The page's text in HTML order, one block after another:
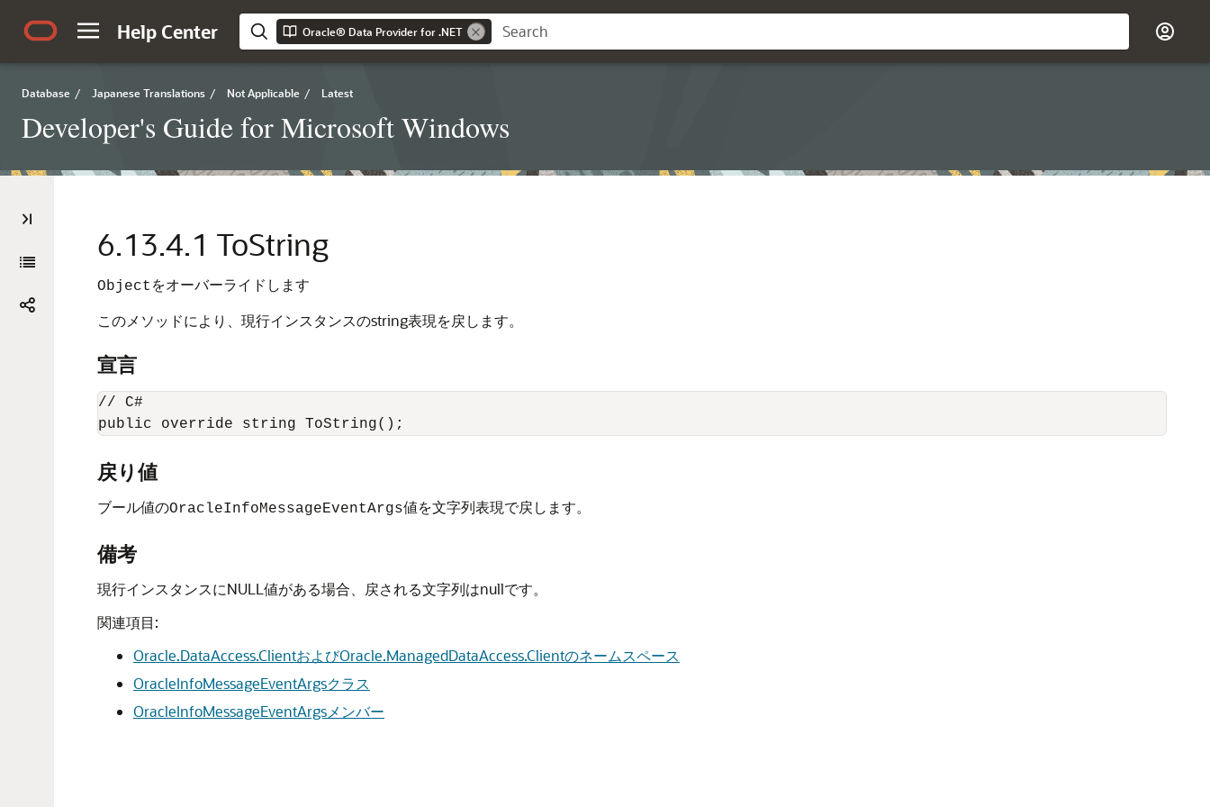
Help Center Oracle® Data Provider for .NET
Database / Japanese Translations / Not Applicable / Latest
Developer's Guide for Microsoft Windows
6.13.4.1 ToString
Object をオーバーライドします
このメソッドにより、現行インスタンスのstring表現を戻します。
宣言
// C#
戻り値
ブール値のOracleInfoMessageEventArgs値を文字列表現で戻します。
備考
現行インスタンスにNULL値がある場合、戻される文字列はnullです。
関連項目:
Oracle.DataAccess.ClientおよびOracle.ManagedDataAccess.Clientのネームスペース
OracleInfoMessageEventArgsクラス
OracleInfoMessageEventArgsメンバー